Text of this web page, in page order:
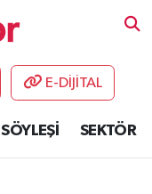
E-DİJİTAL
SÖYLEŞİ SEKTÖR